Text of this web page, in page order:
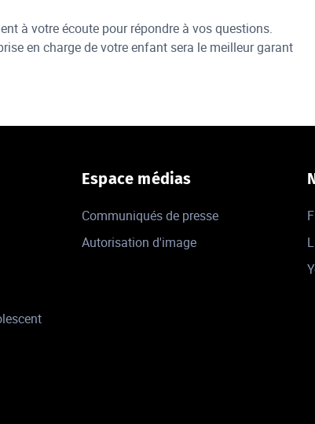
à votre écoute pour répondre à vos questions.
en charge de votre enfant sera le meilleur garant
Espace médias
Communiqués de presse
Autorisation d'image